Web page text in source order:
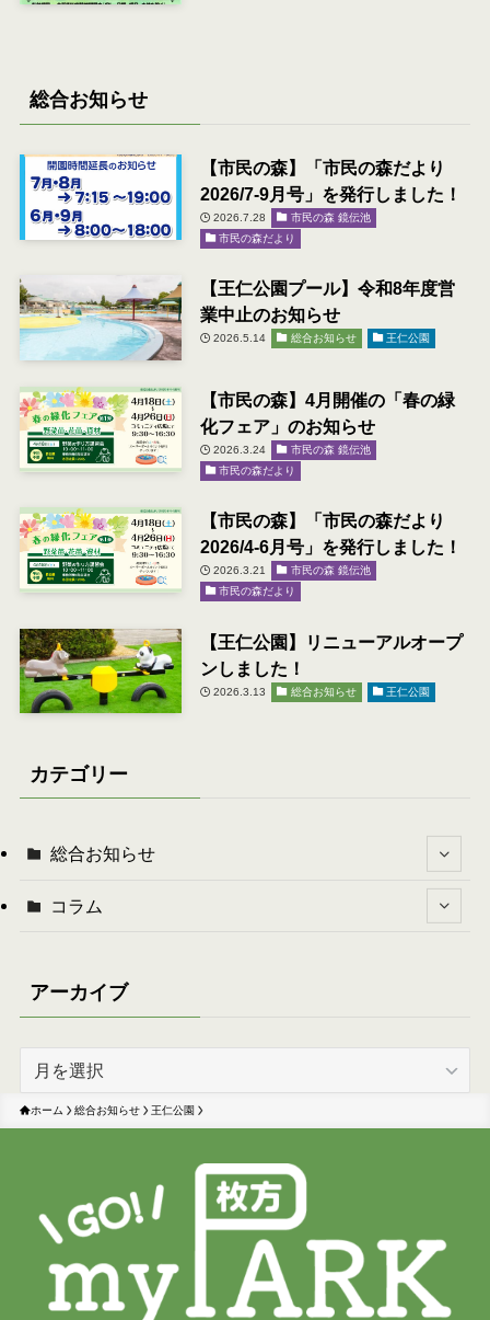
総合お知らせ
【市民の森】「市民の森だより
2026/7-9月号」を発行しました！
2026.7.28
市民の森 鏡伝池
市民の森だより
【王仁公園プール】令和8年度営
業中止のお知らせ
2026.5.14 総合お知らせ 王仁公園
【市民の森】4月開催の「春の緑
化フェア」のお知らせ
2026.3.24
市民の森 鏡伝池
市民の森だより
【市民の森】「市民の森だより
2026/4-6月号」を発行しました！
2026.3.21
市民の森 鏡伝池
市民の森だより
【王仁公園】リニューアルオープ
ンしました！
2026.3.13 総合お知らせ 王仁公園
カテゴリー
総合お知らせ
コラム
アーカイブ
カホーム 総合お知らせ 王仁公園